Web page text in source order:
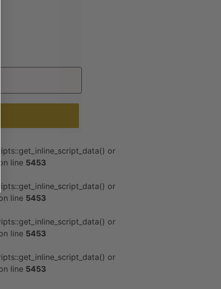
or
on line 5453
or
line 5453
or
line 5453
or
line 5453